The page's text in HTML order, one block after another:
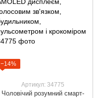
−14%
Артикул: 34775
Чоловічий розумний смарт-